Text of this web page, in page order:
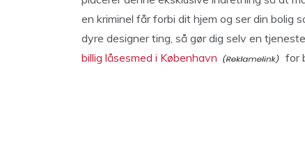
en kriminel får forbi dit hjem og ser din bolig
dyre designer ting, så gør dig selv en
billig låsesmed i København
for